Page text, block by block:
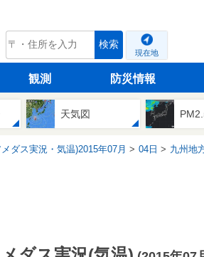
tenki.jp 検索
現在地
観測 防災情報
天気図
ダス実況・気温)2015年07月 04日 九州地